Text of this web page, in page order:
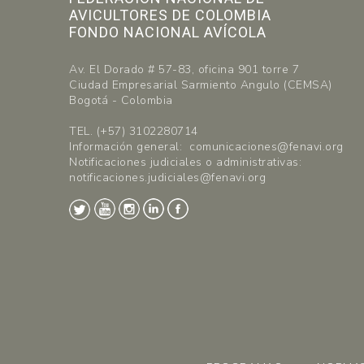
AVICULTORES DE COLOMBIA
FONDO NACIONAL AVÍCOLA
Av. El Dorado # 57-83, oficina 901 torre 7
Ciudad Empresarial Sarmiento Angulo (CEMSA)
Bogotá - Colombia
TEL. (+57) 3102280714
Información general: comunicaciones@fenavi.org
Notificaciones judiciales o administrativas:
notificaciones.judiciales@fenavi.org